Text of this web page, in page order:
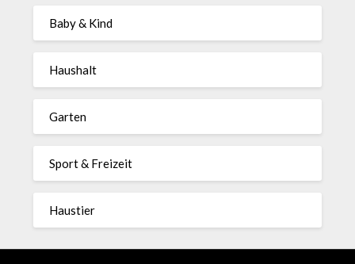
Baby & Kind
Haushalt
Garten
Sport & Freizeit
Haustier